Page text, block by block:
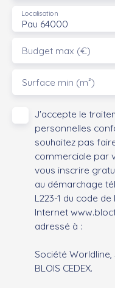
Pau 64000
Localisation
Budget max (€)
Surface min (m²)
J'accepte le
personnelles
souhaitez pas
commerciale par
vous inscrire
au démarchage
L223-1 du code
Internet
adressé à :
Société Worldline,
BLOIS CEDEX.